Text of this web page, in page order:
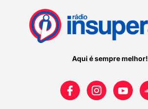
Aqui é sempre melhor!